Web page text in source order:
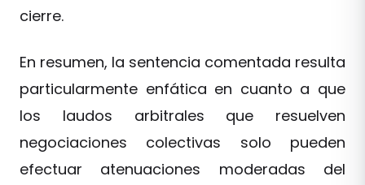
cierre.
En resumen, la sentencia comentada resulta
particularmente enfática en cuanto a que
los laudos arbitrales que resuelven
negociaciones colectivas solo pueden
efectuar atenuaciones moderadas del